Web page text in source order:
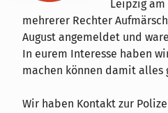
Leipzig
mehrerer Rechter
August angemeldet und
In eurem Interesse haben
machen können damit alles
Wir haben Kontakt zur